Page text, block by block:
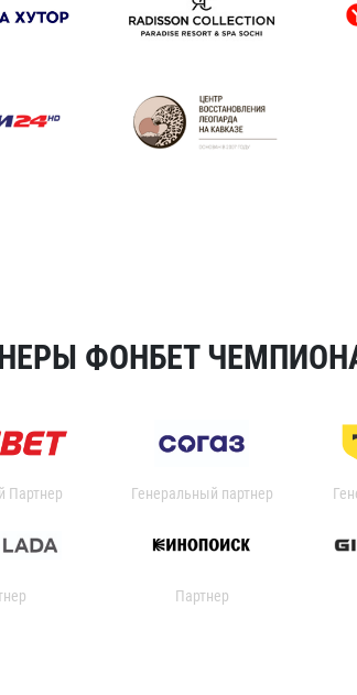
ФОНБЕТ
Партнер Генеральный партнер
Партнер